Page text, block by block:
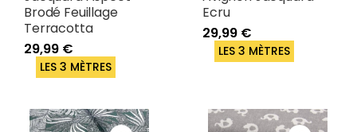
Brodé Feuillage
Terracotta
29,99 €
LES 3 MÈTRES
Ecru
29,99 €
LES 3 MÈTRES